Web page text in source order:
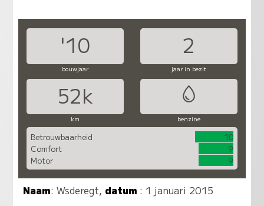
'10 2
bouwjaar jaar in bezit
52k
km benzine
Betrouwbaarheid
10
Comfort
9
Motor
9
Naam:Wsderegt, datum : 1 januari 2015